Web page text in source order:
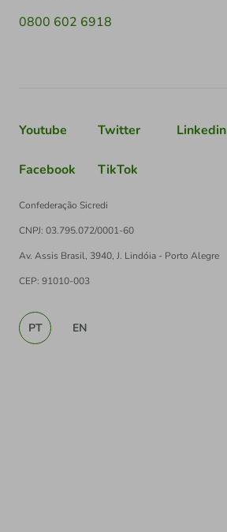
0800 602 6918
Youtube Twitter Linkedin
Facebook TikTok
Confederação Sicredi
CNPJ: 03.795.072/0001-60
Av. Assis Brasil, 3940, J. Lindóia - Porto Alegre
CEP: 91010-003
PT EN